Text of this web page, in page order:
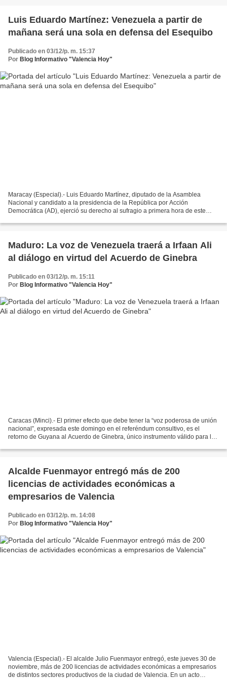
Luis Eduardo Martínez: Venezuela a partir de
mañana será una sola en defensa del Esequibo
Publicado en 03/12/p. m. 15:37
Por Blog Informativo "Valencia Hoy"
Maracay (Especial).- Luis Eduardo Martínez, diputado de la Asamblea
Nacional y candidato a la presidencia de la República por Acción
Democrática (AD), ejerció su derecho al sufragio a primera hora de este
Maduro: La voz de Venezuela traerá a Irfaan Ali
al diálogo en virtud del Acuerdo de Ginebra
Publicado en 03/12/p. m. 15:11
Por Blog Informativo "Valencia Hoy"
Caracas (Minci).- El primer efecto que debe tener la “voz poderosa de unión
nacional”, expresada este domingo en el referéndum consultivo, es el
retorno de Guyana al Acuerdo de Ginebra, único instrumento válido para la
Alcalde Fuenmayor entregó más de 200
licencias de actividades económicas a
empresarios de Valencia
Publicado en 03/12/p. m. 14:08
Por Blog Informativo "Valencia Hoy"
Valencia (Especial).- El alcalde Julio Fuenmayor entregó, este jueves 30 de
noviembre, más de 200 licencias de actividades económicas a empresarios
de distintos sectores productivos de la ciudad de Valencia. En un acto